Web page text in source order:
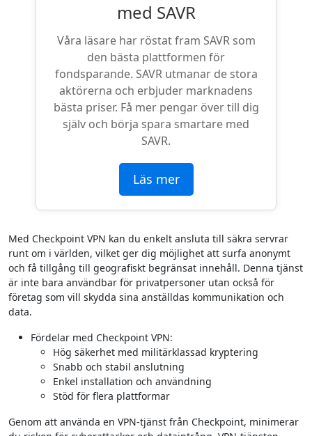
med SAVR
Våra läsare har röstat fram SAVR som
den bästa plattformen för
fondsparande. SAVR utmanar de stora
aktörerna och erbjuder marknadens
bästa priser. Få mer pengar över till dig
själv och börja spara smartare med
SAVR.
Läs mer
Med Checkpoint VPN kan du enkelt ansluta till säkra servrar
runt om i världen, vilket ger dig möjlighet att surfa anonymt
och få tillgång till geografiskt begränsat innehåll. Denna tjänst
är inte bara användbar för privatpersoner utan också för
företag som vill skydda sina anställdas kommunikation och
data.
Fördelar med Checkpoint VPN:
Hög säkerhet med militärklassad kryptering
Snabb och stabil anslutning
Enkel installation och användning
Stöd för flera plattformar
Genom att använda en VPN-tjänst från Checkpoint, minimerar